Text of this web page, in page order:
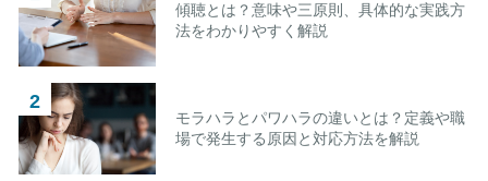
傾聴とは？意味や三原則、具体的な実践方
法をわかりやすく解説
モラハラとパワハラの違いとは？定義や職
場で発生する原因と対応方法を解説